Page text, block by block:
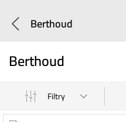
Berthoud
Berthoud
Filtry